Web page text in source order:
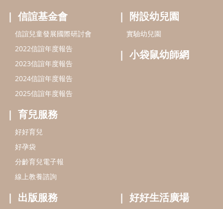
信誼基金會
信誼兒童發展國際研討會
2022信誼年度報告
2023信誼年度報告
2024信誼年度報告
2025信誼年度報告
育兒服務
好好育兒
好孕袋
分齡育兒電子報
線上教養諮詢
附設幼兒園
實驗幼兒園
小袋鼠幼師網
出版服務 好好生活廣場